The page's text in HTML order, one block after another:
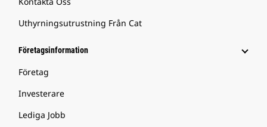
Uthyrningsutrustning Från Cat
Företagsinformation
Företag
Investerare
Lediga Jobb